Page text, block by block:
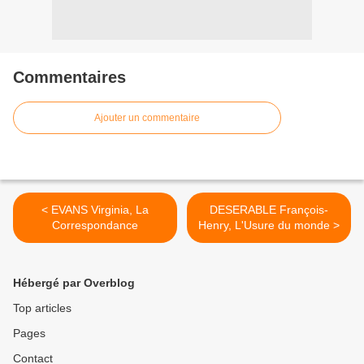
Commentaires
Ajouter un commentaire
< EVANS Virginia, La
Correspondance
DESERABLE François-
Henry, L'Usure du monde >
Hébergé par Overblog
Top articles
Pages
Contact